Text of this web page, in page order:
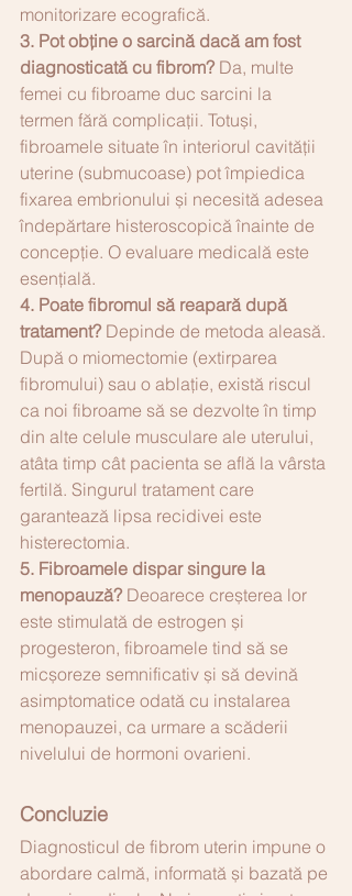
monitorizare ecografică.
3. Pot obține o sarcină dacă am fost
diagnosticată cu fibrom? Da, multe
femei cu fibroame duc sarcini la
termen fără complicații. Totuși,
fibroamele situate în interiorul cavității
uterine (submucoase) pot împiedica
fixarea embrionului și necesită adesea
îndepărtare histeroscopică înainte de
concepție. O evaluare medicală este
esențială.
4. Poate fibromul să reapară după
tratament? Depinde de metoda aleasă.
După o miomectomie (extirparea
fibromului) sau o ablație, există riscul
ca noi fibroame să se dezvolte în timp
din alte celule musculare ale uterului,
atâta timp cât pacienta se află la vârsta
fertilă. Singurul tratament care
garantează lipsa recidivei este
histerectomia.
5. Fibroamele dispar singure la
menopauză? Deoarece creșterea lor
este stimulată de estrogen și
progesteron, fibroamele tind să se
micșoreze semnificativ și să devină
asimptomatice odată cu instalarea
menopauzei, ca urmare a scăderii
nivelului de hormoni ovarieni.
Concluzie
Diagnosticul de fibrom uterin impune o
abordare calmă, informată și bazată pe